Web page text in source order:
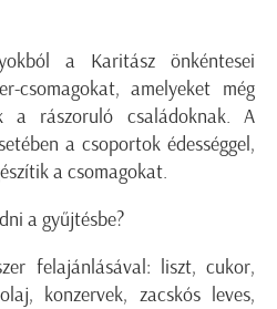
a Karitász önkéntesei
csomagokat, amelyeket még
a rászoruló családoknak. A
a csoportok édességgel,
a csomagokat.
a gyűjtésbe?
felajánlásával: liszt, cukor,
konzervek, zacskós leves,